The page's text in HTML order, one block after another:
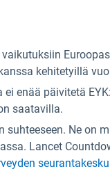
kehitetyillä
enää päivitetä
saatavilla.
suhteeseen. Ne on
Lancet